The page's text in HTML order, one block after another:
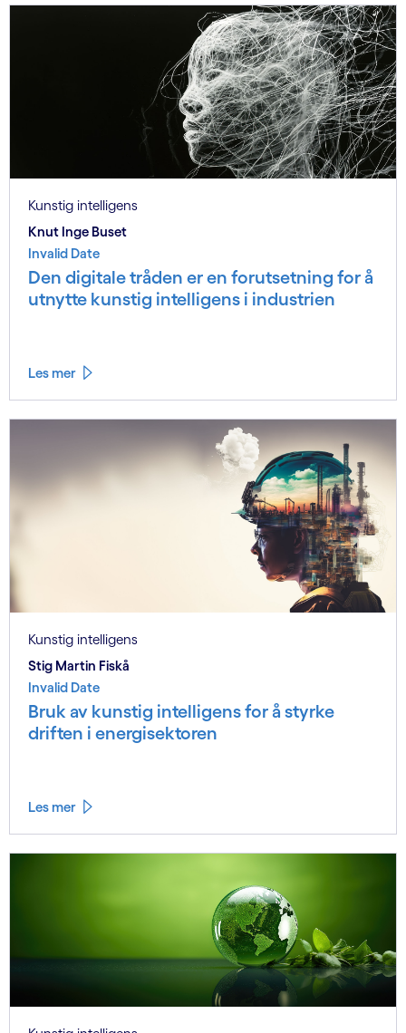
Kunstig intelligens
Knut Inge Buset
Invalid Date
Den digitale tråden er en forutsetning for å
utnytte kunstig intelligens i industrien
Les mer
Kunstig intelligens
Stig Martin Fiskå
Invalid Date
Bruk av kunstig intelligens for å styrke
driften i energisektoren
Les mer